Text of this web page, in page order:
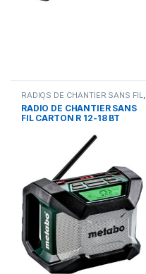
RADIOS DE CHANTIER SANS FIL,
SYSTÈMES SANS FIL
RADIO DE CHANTIER SANS
FIL CARTON R 12-18 BT